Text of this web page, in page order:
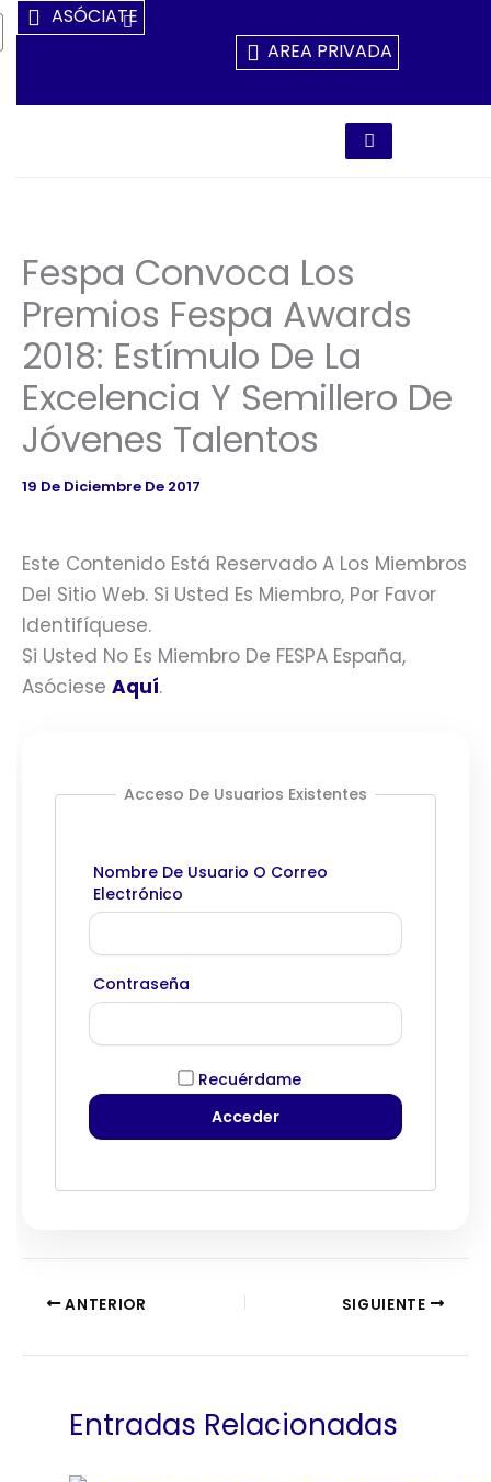
Ir
Al
ASÓCIATE
AREA PRIVADA
Fespa Convoca Los
Premios Fespa Awards
2018: Estímulo De La
Excelencia Y Semillero De
Jóvenes Talentos
19 De Diciembre De 2017
Este Contenido Está Reservado A Los Miembros
Del Sitio Web. Si Usted Es Miembro, Por Favor
Identifíquese.
Si Usted No Es Miembro De FESPA España,
Asóciese Aquí.
Acceso De Usuarios Existentes
Nombre De Usuario O Correo
Electrónico
Contraseña
Recuérdame
ANTERIOR SIGUIENTE
Entradas Relacionadas